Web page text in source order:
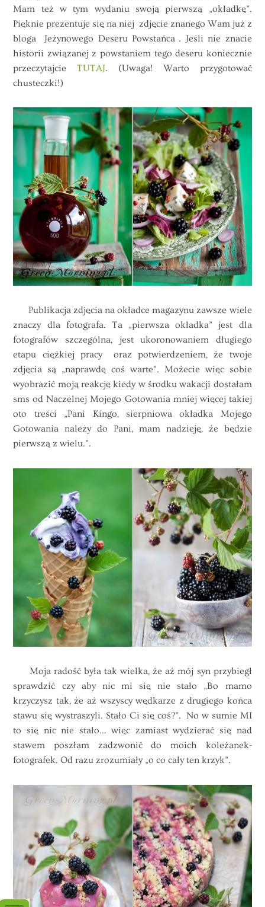
Mam też w tym wydaniu swoją pierwszą „okładkę”.
Pięknie prezentuje się na niej zdjęcie znanego Wam już z
bloga Jeżynowego Deseru Powstańca . Jeśli nie znacie
historii związanej z powstaniem tego deseru koniecznie
przeczytajcieTUTAJ. (Uwaga! Warto przygotować
chusteczki!)
Publikacja zdjęcia na okładce magazynu zawsze wiele
znaczy dla fotografa. Ta „pierwsza okładka” jest dla
fotografów szczególna, jest ukoronowaniem długiego
etapu ciężkiej pracy oraz potwierdzeniem, że twoje
zdjęcia są „naprawdę coś warte”. Możecie więc sobie
wyobrazić moją reakcję kiedy w środku wakacji dostałam
sms od Naczelnej Mojego Gotowania mniej więcej takiej
oto treści „Pani Kingo, sierpniowa okładka Mojego
Gotowania należy do Pani, mam nadzieję, że będzie
pierwszą z wielu.”.
Moja radość była tak wielka, że aż mój syn przybiegł
sprawdzić czy aby nic mi się nie stało „Bo mamo
krzyczysz tak, że aż wszyscy wędkarze z drugiego końca
stawu się wystraszyli. Stało Ci się coś?”. No w sumie MI
to się nic nie stało… więc zamiast wydzierać się nad
stawem poszłam zadzwonić do moich koleżanek-
fotografek. Od razu zrozumiały „o co cały ten krzyk”.